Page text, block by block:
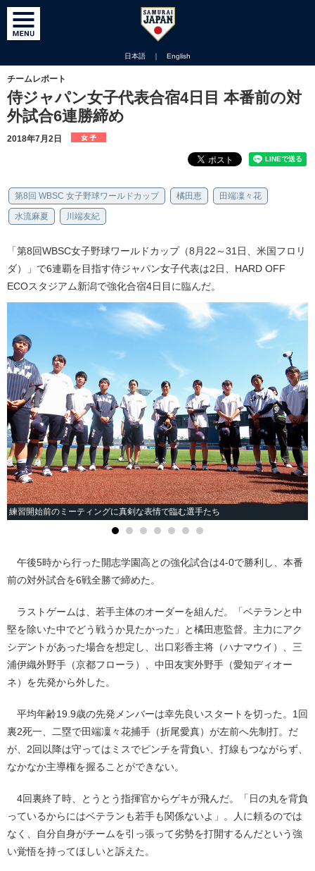
日本語 ｜ English
チームレポート
侍ジャパン女子代表合宿4日目 本番前の対
外試合6連勝締め
2018年7月2日
第8回 WBSC 女子野球ワールドカップ 橘田恵 田端凜々花
水流麻夏 川端友紀
「第8回WBSC女子野球ワールドカップ（8月22～31日、米国フロリ
ダ）」で6連覇を目指す侍ジャパン女子代表は2日、HARD OFF
ECOスタジアム新潟で強化合宿4日目に臨んだ。
練習開始前のミーティングに真剣な表情で臨む選手たち
午後5時から行った開志学園高との強化試合は4-0で勝利し、本番
前の対外試合を6戦全勝で締めた。
ラストゲームは、若手主体のオーダーを組んだ。「ベテランと中
堅を除いた中でどう戦うか見たかった」と橘田恵監督。主力にアク
シデントがあった場合を想定し、出口彩香主将（ハナマウイ）、三
浦伊織外野手（京都フローラ）、中田友実外野手（愛知ディオー
ネ）を先発から外した。
平均年齢19.9歳の先発メンバーは幸先良いスタートを切った。1回
裏2死一、二塁で田端凜々花捕手（折尾愛真）が左前へ先制打。だ
が、2回以降は守ってはミスでピンチを背負い、打線もつながらず、
なかなか主導権を握ることができない。
4回裏終了時、とうとう指揮官からゲキが飛んだ。「日の丸を背負
っているからにはベテランも若手も関係ないよ」。人に頼るのでは
なく、自分自身がチームを引っ張って劣勢を打開するんだという強
い覚悟を持ってほしいと訴えた。